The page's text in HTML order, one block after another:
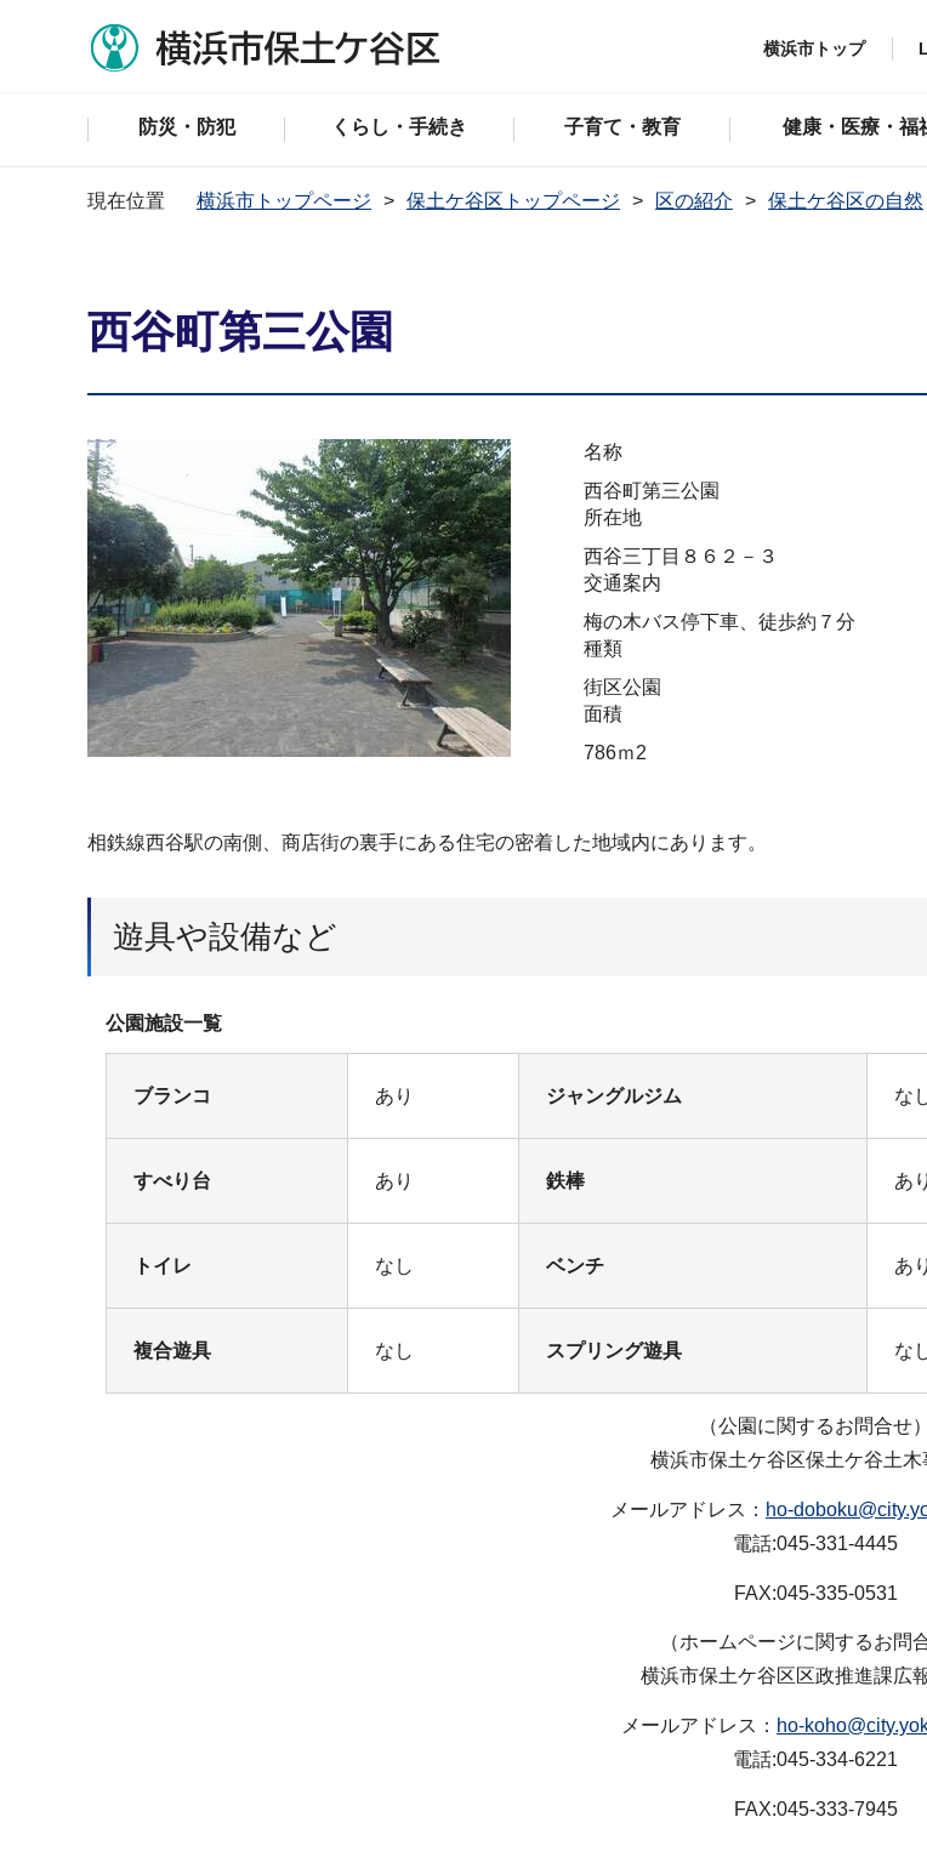
横浜市トップ
防災・防犯 くらし・手続き 子育て・教育 健康・医療・福
現在位置 横浜市トップページ 保土ケ谷区トップページ 区の紹介 保土ケ谷区の自然
西谷町第三公園
名称
西谷町第三公園
所在地
西谷三丁目８６２－３
交通案内
梅の木バス停下車、徒歩約７分
種類
街区公園
面積
786ｍ2
相鉄線西谷駅の南側、商店街の裏手にある住宅の密着した地域内にあります。
遊具や設備など
公園施設一覧
ブランコ あり ジャングルジム な
すべり台 あり 鉄棒 あり
トイレ なし ベンチ あり
複合遊具 なし スプリング遊具 な
（公園に関するお問合せ）
横浜市保土ケ谷区保土ケ谷土木
メールアドレス： ho-
電話:045-331-4445
FAX:045-335-0531
（ホームページに関するお問
横浜市保土ケ谷区区政推進課広
メールアドレス： ho-
電話:045-334-6221
FAX:045-333-7945